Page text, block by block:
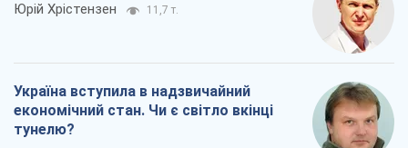
Юрій Хрістензен 11,7 т.
Україна вступила в надзвичайний
економічний стан. Чи є світло вкінці
тунелю?